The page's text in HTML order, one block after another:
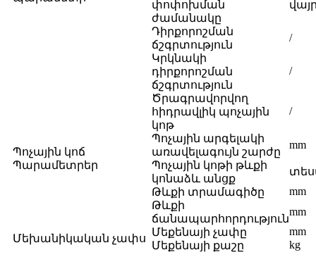
փոփոխման
ժամանակը
Դիրքորոշման
ճշգրտություն
/
Կրկնակի
դիրքորոշման
ճշգրտություն
/
Պոչային կոճ
Պարամետրեր
Ծրագրավորվող
հիդրավլիկ պոչային
կոթ
/
Պոչային արգելակի
առավելագույն շարժը
mm
Պոչային կոթի թևքի
կոնաձև անցք
Թևքի տրամագիծը
mm
Թևքի
ճանապարհորդություն
mm
Մեխանիկական չափս
Մեքենայի չափը
mm
Մեքենայի քաշը
kg